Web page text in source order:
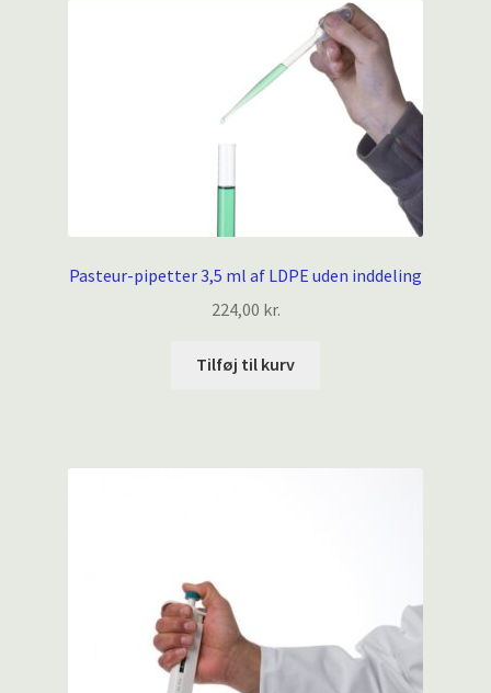
Pasteur-pipetter 3,5 ml af LDPE uden inddeling
224,00 kr.
Tilføj til kurv